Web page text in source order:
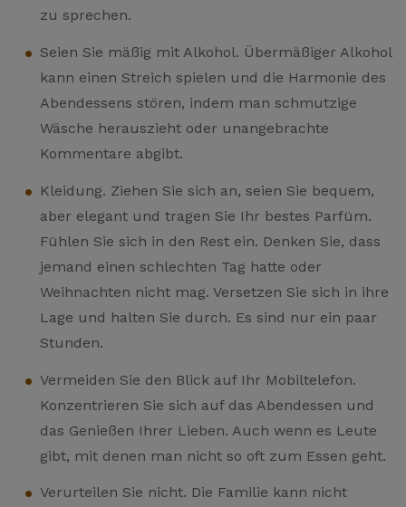
zu sprechen.
Seien Sie mäßig mit Alkohol. Übermäßiger Alkohol
kann einen Streich spielen und die Harmonie des
Abendessens stören, indem man schmutzige
Wäsche herauszieht oder unangebrachte
Kommentare abgibt.
Kleidung. Ziehen Sie sich an, seien Sie bequem,
aber elegant und tragen Sie Ihr bestes Parfüm.
Fühlen Sie sich in den Rest ein. Denken Sie, dass
jemand einen schlechten Tag hatte oder
Weihnachten nicht mag. Versetzen Sie sich in ihre
Lage und halten Sie durch. Es sind nur ein paar
Stunden.
Vermeiden Sie den Blick auf Ihr Mobiltelefon.
Konzentrieren Sie sich auf das Abendessen und
das Genießen Ihrer Lieben. Auch wenn es Leute
gibt, mit denen man nicht so oft zum Essen geht.
Verurteilen Sie nicht. Die Familie kann nicht